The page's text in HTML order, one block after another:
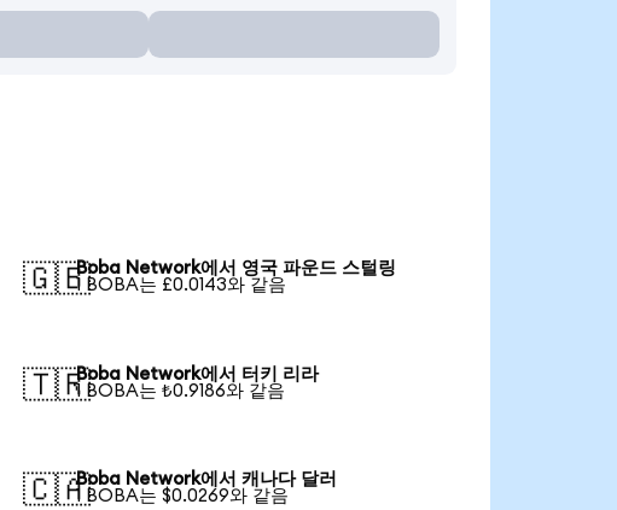
🇬🇧Boba Network에서 영국 파운드 스털링
1 BOBA는 £0.0143와 같음
🇹🇷Boba Network에서 터키 리라
1 BOBA는 ₺0.9186와 같음
🇨🇦Boba Network에서 캐나다 달러
1 BOBA는 $0.0269와 같음